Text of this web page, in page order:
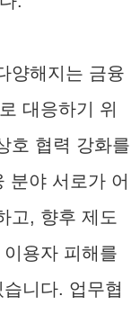
양해지는 금융
대응하기 위
호 협력 강화를
분야 서로가 어
고, 향후 제도
용자 피해를
니다. 업무협